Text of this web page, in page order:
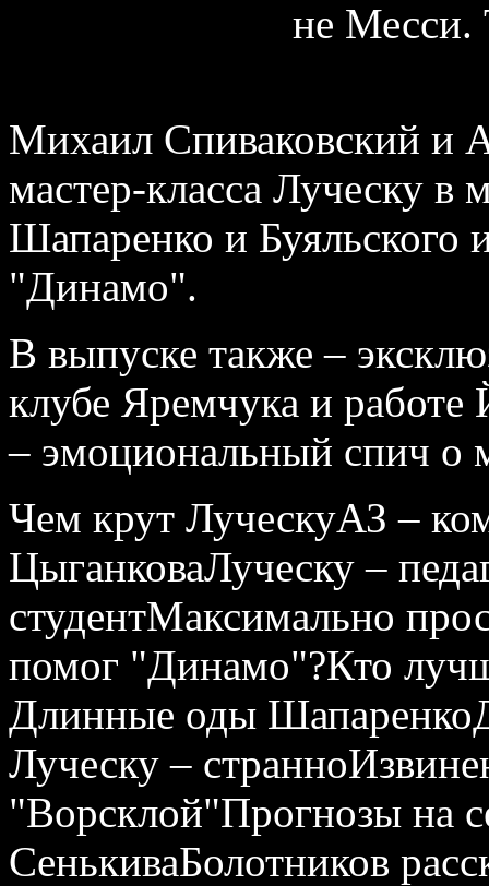
Михаил Спиваковский и
мастер-класса Луческу в
Шапаренко и Буяльского
"Динамо".
В выпуске также –
клубе Яремчука и
– эмоциональный спич о
Чем крут ЛуческуАЗ –
ЦыганковаЛуческу –
студентМаксимально
помог "Динамо"?Кто
Длинные оды
Луческу –
"Ворсклой"Прогнозы на
СенькиваБолотников